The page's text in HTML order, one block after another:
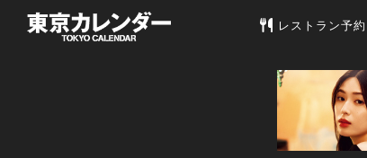
東京カレンダー |
レストラン予約